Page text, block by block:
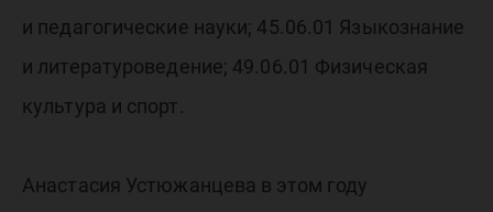
и педагогические науки; 45.06.01 Языкознание
и литературоведение; 49.06.01 Физическая
культура и спорт.
Анастасия Устюжанцева в этом году